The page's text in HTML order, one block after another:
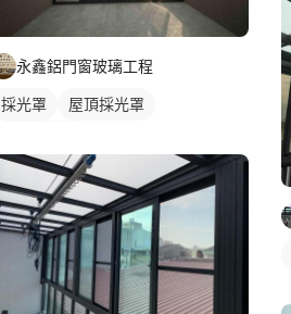
永鑫鋁門窗玻璃工程
採光罩
屋頂採光罩